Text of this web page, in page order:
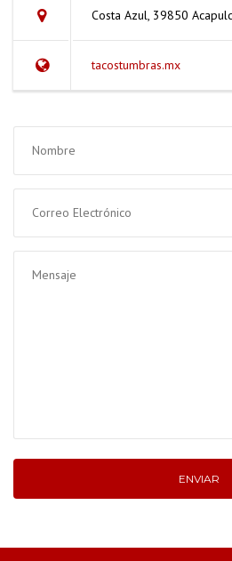
Costa Azul, 39850
tacostumbras.mx